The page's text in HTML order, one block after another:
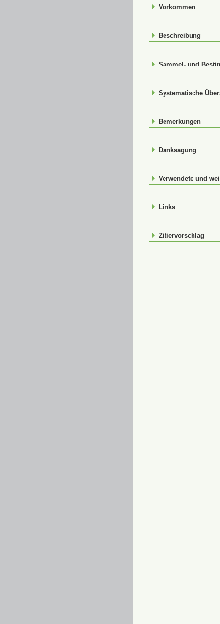
Vorkommen
Beschreibung
Sammel- und
Systematische
Bemerkungen
Danksagung
Verwendete und
Links
Zitiervorschlag